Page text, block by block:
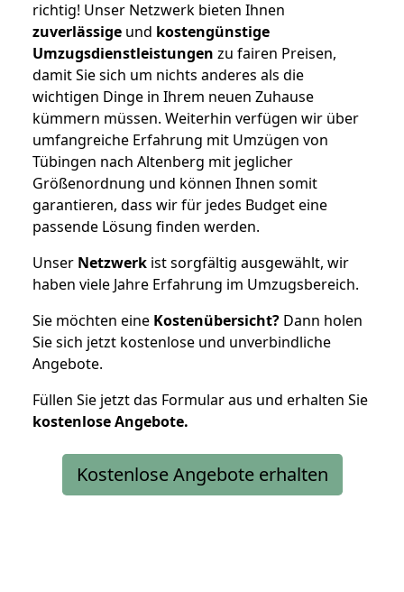
richtig! Unser Netzwerk bieten Ihnen
zuverlässige und kostengünstige
Umzugsdienstleistungen zu fairen Preisen,
damit Sie sich um nichts anderes als die
wichtigen Dinge in Ihrem neuen Zuhause
kümmern müssen. Weiterhin verfügen wir über
umfangreiche Erfahrung mit Umzügen von
Tübingen nach Altenberg mit jeglicher
Größenordnung und können Ihnen somit
garantieren, dass wir für jedes Budget eine
passende Lösung finden werden.
Unser Netzwerk ist sorgfältig ausgewählt, wir
haben viele Jahre Erfahrung im Umzugsbereich.
Sie möchten eine Kostenübersicht? Dann holen
Sie sich jetzt kostenlose und unverbindliche
Angebote.
Füllen Sie jetzt das Formular aus und erhalten Sie
kostenloseAngebote.
Kostenlose Angebote erhalten